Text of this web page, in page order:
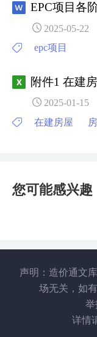
EPC项目各
2025-05-22
epc项目
附件1 在建
2025-01-15
在建房屋
您可能感兴趣
声明：造价通文
场无关，如
举
详情